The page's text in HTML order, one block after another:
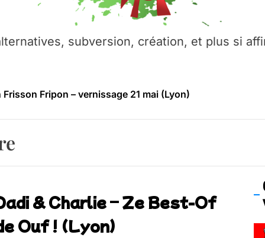
subversion, création, et plus si
– Ŝtono, un livre réalisé par Michaël Moretti & Pierre
contre l’A412 à l’Établi (Haute-Savoie)
Fripon – vernissage 21 mai (Lyon)
Festival – Samedi 18 juillet (Vaulx-en-Velin)
& Charlie – Ze Best-Of
Ouf ! (Lyon)